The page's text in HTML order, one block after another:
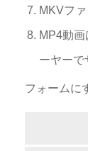
MKVフ
MP4動
ーヤーで
フォームに